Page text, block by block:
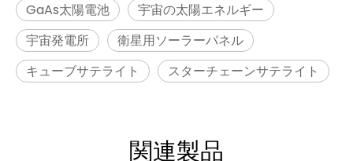
GaAs太陽電池
宇宙の太陽エネルギー
宇宙発電所
衛星用ソーラーパネル
キューブサテライト
スターチェーンサテライト
関連製品